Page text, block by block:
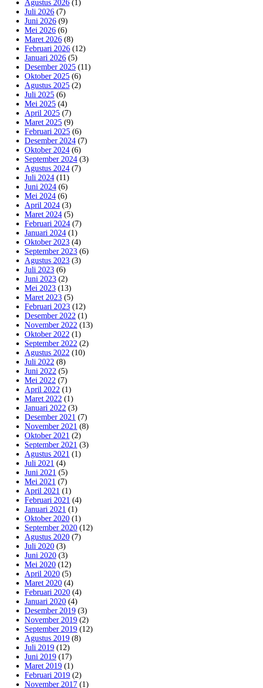
Agustus 2026 (1)
Juli 2026 (7)
Juni 2026 (9)
Mei 2026 (6)
Maret 2026 (8)
Februari 2026 (12)
Januari 2026 (5)
Desember 2025 (11)
Oktober 2025 (6)
Agustus 2025 (2)
Juli 2025 (6)
Mei 2025 (4)
April 2025 (7)
Maret 2025 (9)
Februari 2025 (6)
Desember 2024 (7)
Oktober 2024 (6)
September 2024 (3)
Agustus 2024 (7)
Juli 2024 (11)
Juni 2024 (6)
Mei 2024 (6)
April 2024 (3)
Maret 2024 (5)
Februari 2024 (7)
Januari 2024 (1)
Oktober 2023 (4)
September 2023 (6)
Agustus 2023 (3)
Juli 2023 (6)
Juni 2023 (2)
Mei 2023 (13)
Maret 2023 (5)
Februari 2023 (12)
Desember 2022 (1)
November 2022 (13)
Oktober 2022 (1)
September 2022 (2)
Agustus 2022 (10)
Juli 2022 (8)
Juni 2022 (5)
Mei 2022 (7)
April 2022 (1)
Maret 2022 (1)
Januari 2022 (3)
Desember 2021 (7)
November 2021 (8)
Oktober 2021 (2)
September 2021 (3)
Agustus 2021 (1)
Juli 2021 (4)
Juni 2021 (5)
Mei 2021 (7)
April 2021 (1)
Februari 2021 (4)
Januari 2021 (1)
Oktober 2020 (1)
September 2020 (12)
Agustus 2020 (7)
Juli 2020 (3)
Juni 2020 (3)
Mei 2020 (12)
April 2020 (5)
Maret 2020 (4)
Februari 2020 (4)
Januari 2020 (4)
Desember 2019 (3)
November 2019 (2)
September 2019 (12)
Agustus 2019 (8)
Juli 2019 (12)
Juni 2019 (17)
Maret 2019 (1)
Februari 2019 (2)
November 2017 (1)